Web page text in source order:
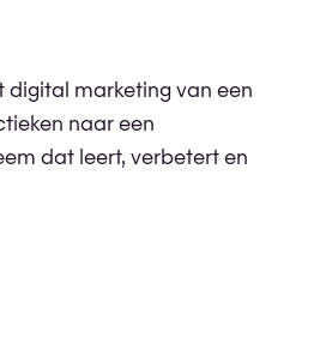
digital marketing van een
naar een
dat leert, verbetert en